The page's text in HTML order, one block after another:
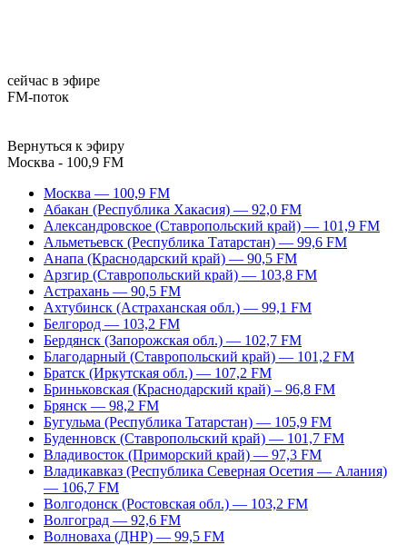
сейчас в эфире
FM-поток
Вернуться к эфиру
Москва - 100,9 FM
Москва — 100,9 FM
Абакан (Республика Хакасия) — 92,0 FM
Александровское (Ставропольский край) — 101,9 FM
Альметьевск (Республика Татарстан) — 99,6 FM
Анапа (Краснодарский край) — 90,5 FM
Арзгир (Ставропольский край) — 103,8 FM
Астрахань — 90,5 FM
Ахтубинск (Астраханская обл.) — 99,1 FM
Белгород — 103,2 FM
Бердянск (Запорожская обл.) — 102,7 FM
Благодарный (Ставропольский край) — 101,2 FM
Братск (Иркутская обл.) — 107,2 FM
Бриньковская (Краснодарский край) – 96,8 FM
Брянск — 98,2 FM
Бугульма (Республика Татарстан) — 105,9 FM
Буденновск (Ставропольский край) — 101,7 FM
Владивосток (Приморский край) — 97,3 FM
Владикавказ (Республика Северная Осетия — Алания)
— 106,7 FM
Волгодонск (Ростовская обл.) — 103,2 FM
Волгоград — 92,6 FM
Волноваха (ДНР) — 99,5 FM